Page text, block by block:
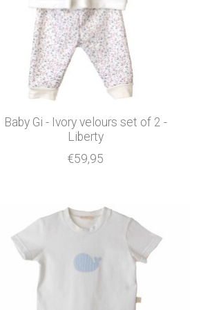
Baby Gi - Ivory velours set of 2 -
Liberty
€59,95